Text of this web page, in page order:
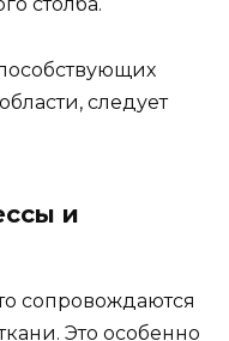
столба.
следует
и
сопровождаются
Это особенно